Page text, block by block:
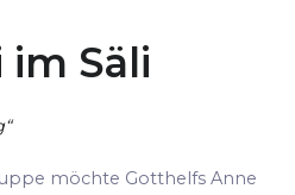
Säli
möchte Gotthelfs Anne